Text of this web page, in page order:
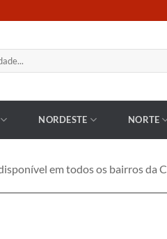
NORDESTE NORTE
em todos os bairros da